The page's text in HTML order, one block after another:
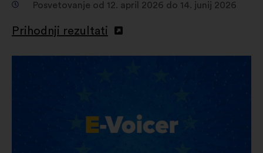
Posvetovanje od 12. april 2026 do 14. junij 2026
Prihodnji rezultati